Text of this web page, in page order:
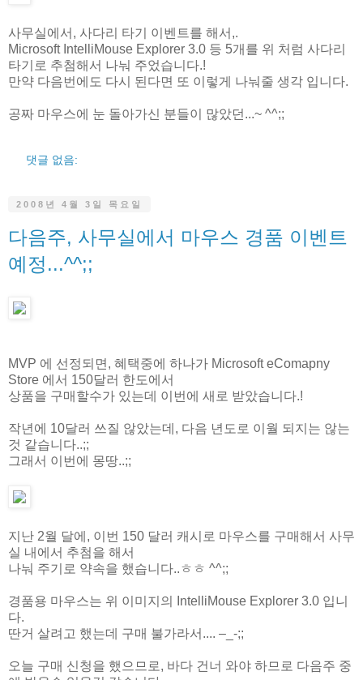
사무실에서, 사다리 타기 이벤트를 해서,.
Microsoft IntelliMouse Explorer 3.0 등 5개를 위 처럼 사다리
타기로 추첨해서 나눠 주었습니다.!
만약 다음번에도 다시 된다면 또 이렇게 나눠줄 생각 입니다.
공짜 마우스에 눈 돌아가신 분들이 많았던...~ ^^;;
댓글 없음:
2008년 4월 3일 목요일
다음주, 사무실에서 마우스 경품 이벤트
예정...^^;;
MVP 에 선정되면, 혜택중에 하나가 Microsoft eComapny
Store 에서 150달러 한도에서
상품을 구매할수가 있는데 이번에 새로 받았습니다.!
작년에 10달러 쓰질 않았는데, 다음 년도로 이월 되지는 않는
것 같습니다..;;
그래서 이번에 몽땅..;;
지난 2월 달에, 이번 150 달러 캐시로 마우스를 구매해서 사무
실 내에서 추첨을 해서
나눠 주기로 약속을 했습니다..ㅎㅎ ^^;;
경품용 마우스는 위 이미지의 IntelliMouse Explorer 3.0 입니
다.
딴거 살려고 했는데 구매 불가라서.... –_-;;
오늘 구매 신청을 했으므로, 바다 건너 와야 하므로 다음주 중